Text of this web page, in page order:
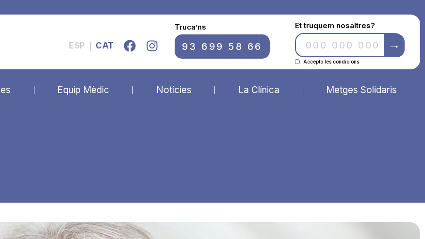
ESP CAT
Truca’ns
93 699 58 66
Et truquem nosaltres?
Accepto les condicions
Equip Mèdic Notícies La Clínica Metges Solidaris